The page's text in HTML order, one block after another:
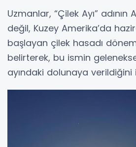
Uzmanlar, “Çilek Ayı” adının
değil, Kuzey Amerika’da
başlayan çilek hasadı
belirterek, bu ismin
ayındaki dolunaya